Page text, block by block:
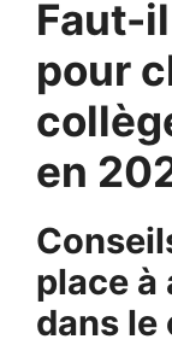
Faut-
pour
en
place à
dans le